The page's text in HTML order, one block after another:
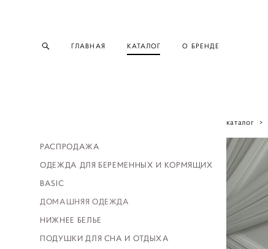
ГЛАВНАЯ КАТАЛОГ О БРЕНДЕ
РАСПРОДАЖА
ОДЕЖДА ДЛЯ БЕРЕМЕННЫХ И КОРМЯЩИХ
BASIC
ДОМАШНЯЯ ОДЕЖДА
НИЖНЕЕ БЕЛЬЕ
ПОДУШКИ ДЛЯ СНА И ОТДЫХА
каталог >